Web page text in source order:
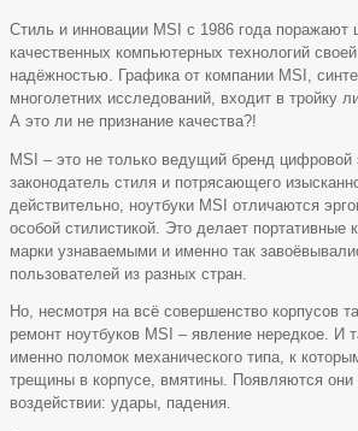
Стиль и инновации MSI с 1986 года поражают
качественных компьютерных технологий
надёжностью. Графика от компании MSI,
многолетних исследований, входит в тройку
А это ли не признание качества?!
MSI – это не только ведущий бренд
законодатель стиля и потрясающего
действительно, ноутбуки MSI отличаются
особой стилистикой. Это делает портативные
марки узнаваемыми и именно так
пользователей из разных стран.
Но, несмотря на всё совершенство корпусов
ремонт ноутбуков MSI – явление нередкое. И
именно поломок механического типа, к
трещины в корпусе, вмятины. Появляются
воздействии: удары, падения.